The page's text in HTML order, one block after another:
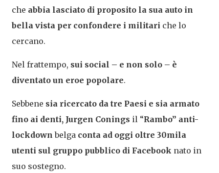
che abbia lasciato di proposito la sua auto in
bella vista per confondere i militari che lo
cercano.
Nel frattempo, sui social – e non solo – è
diventato un eroe popolare.
Sebbene sia ricercato da tre Paesi e sia armato
fino ai denti, Jurgen Conings il “Rambo” anti-
lockdown belga conta ad oggi oltre 30mila
utenti sul gruppo pubblico di Facebook nato in
suo sostegno.